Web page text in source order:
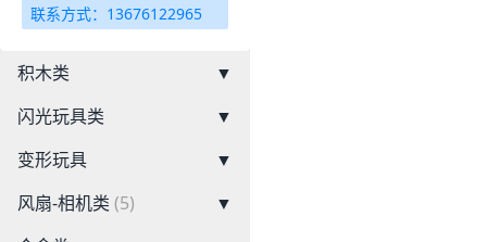
联系方式：13676122965
积木类
▼
闪光玩具类
▼
变形玩具
▼
风扇-相机类 (5)
▼